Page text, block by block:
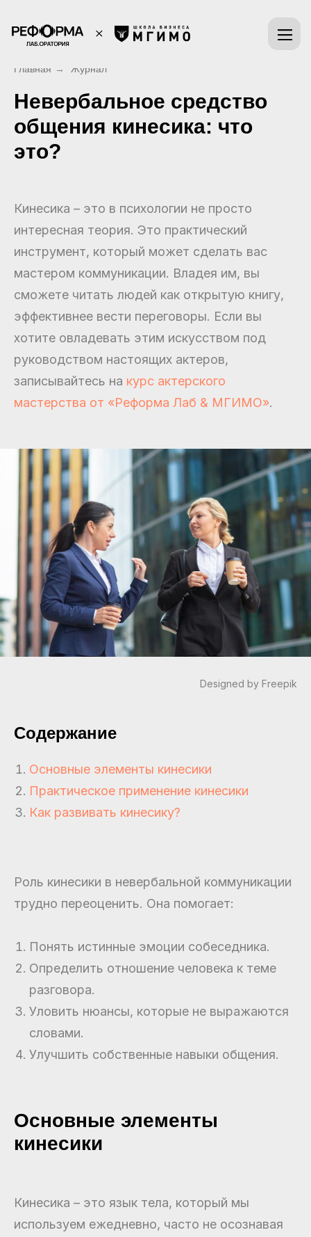
Главная → Журнал
Невербальное средство
общения кинесика: что
это?
Кинесика – это в психологии не просто
интересная теория. Это практический
инструмент, который может сделать вас
мастером коммуникации. Владея им, вы
сможете читать людей как открытую книгу,
эффективнее вести переговоры. Если вы
хотите овладевать этим искусством под
руководством настоящих актеров,
записывайтесь на курс актерского
мастерства от «Реформа Лаб & МГИМО».
Designed by Freepik
Содержание
Основные элементы кинесики
Практическое применение кинесики
Как развивать кинесику?
Роль кинесики в невербальной коммуникации
трудно переоценить. Она помогает:
Понять истинные эмоции собеседника.
Определить отношение человека к теме
разговора.
Уловить нюансы, которые не выражаются
словами.
Улучшить собственные навыки общения.
Основные элементы
кинесики
Кинесика – это язык тела, который мы
используем ежедневно, часто не осознавая